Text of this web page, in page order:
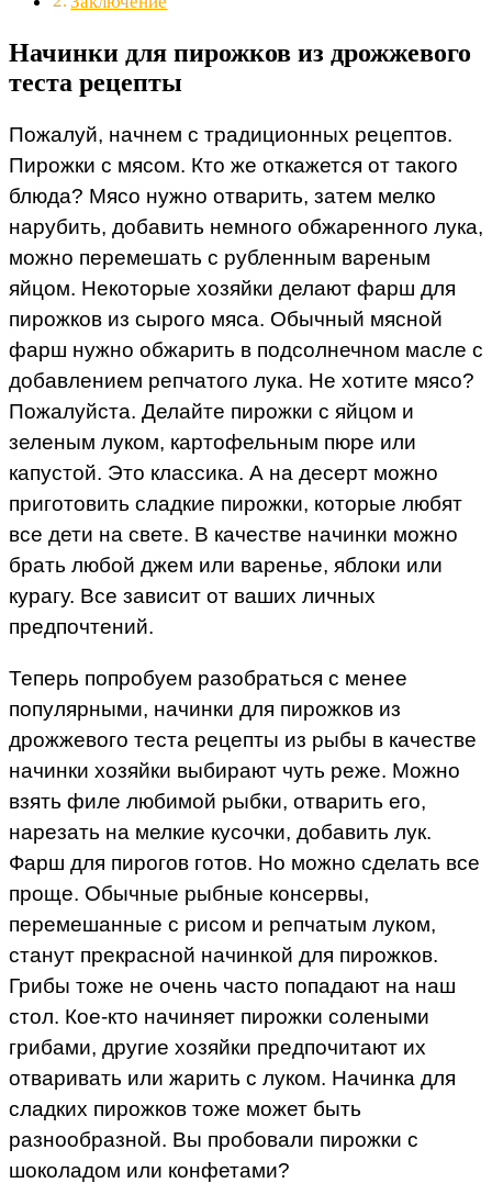
Начинки для пирожков из дрожжевого
теста рецепты
Пожалуй, начнем с традиционных рецептов.
Пирожки с мясом. Кто же откажется от такого
блюда? Мясо нужно отварить, затем мелко
нарубить, добавить немного обжаренного лука,
можно перемешать с рубленным вареным
яйцом. Некоторые хозяйки делают фарш для
пирожков из сырого мяса. Обычный мясной
фарш нужно обжарить в подсолнечном масле с
добавлением репчатого лука. Не хотите мясо?
Пожалуйста. Делайте пирожки с яйцом и
зеленым луком, картофельным пюре или
капустой. Это классика. А на десерт можно
приготовить сладкие пирожки, которые любят
все дети на свете. В качестве начинки можно
брать любой джем или варенье, яблоки или
курагу. Все зависит от ваших личных
предпочтений.
Теперь попробуем разобраться с менее
популярными, начинки для пирожков из
дрожжевого теста рецепты из рыбы в качестве
начинки хозяйки выбирают чуть реже. Можно
взять филе любимой рыбки, отварить его,
нарезать на мелкие кусочки, добавить лук.
Фарш для пирогов готов. Но можно сделать все
проще. Обычные рыбные консервы,
перемешанные с рисом и репчатым луком,
станут прекрасной начинкой для пирожков.
Грибы тоже не очень часто попадают на наш
стол. Кое-кто начиняет пирожки солеными
грибами, другие хозяйки предпочитают их
отваривать или жарить с луком. Начинка для
сладких пирожков тоже может быть
разнообразной. Вы пробовали пирожки с
шоколадом или конфетами?